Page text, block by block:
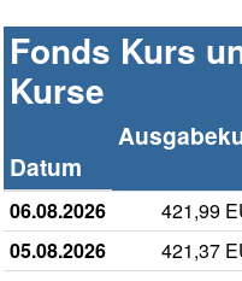
Fonds Kurs
Kurse
Datum
06.08.2026 421,99
05.08.2026
421,37